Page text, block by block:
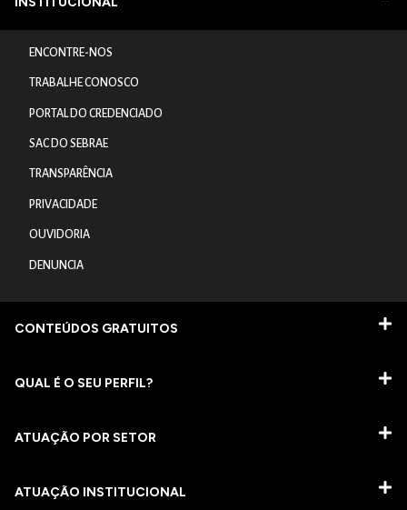
ENCONTRE-NOS
TRABALHE CONOSCO
PORTAL DO CREDENCIADO
SAC DO SEBRAE
TRANSPARÊNCIA
PRIVACIDADE
OUVIDORIA
DENUNCIA
CONTEÚDOS GRATUITOS
QUAL É O SEU PERFIL?
ATUAÇÃO POR SETOR
ATUAÇÃO INSTITUCIONAL